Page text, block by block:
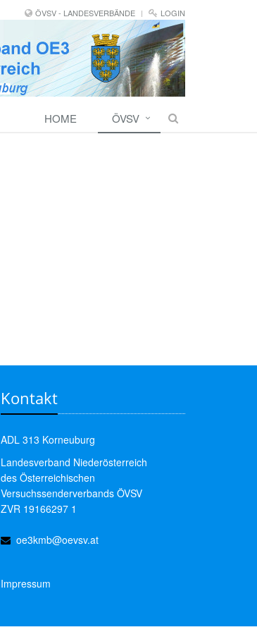
ÖVSV - LANDESVERBÄNDE LOGIN
HOME ÖVSV
Kontakt
ADL 313 Korneuburg
Landesverband Niederösterreich
des Österreichischen
Versuchssenderverbands ÖVSV
ZVR 19166297 1
oe3kmb@oevsv.at
Impressum